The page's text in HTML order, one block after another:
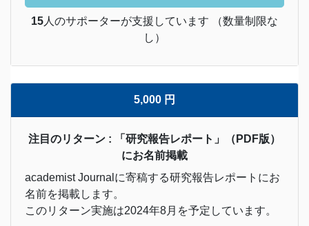
15人のサポーターが支援しています （数量制限な
し）
5,000 円
注目のリターン : 「研究報告レポート」（PDF版）
にお名前掲載
academist Journalに寄稿する研究報告レポートにお
名前を掲載します。
このリターン実施は2024年8月を予定しています。